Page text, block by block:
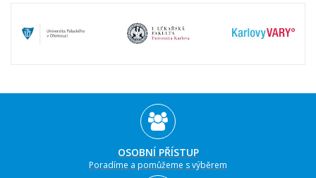
OSOBNÍ PŘÍSTUP
Poradíme a pomůžeme s výběrem